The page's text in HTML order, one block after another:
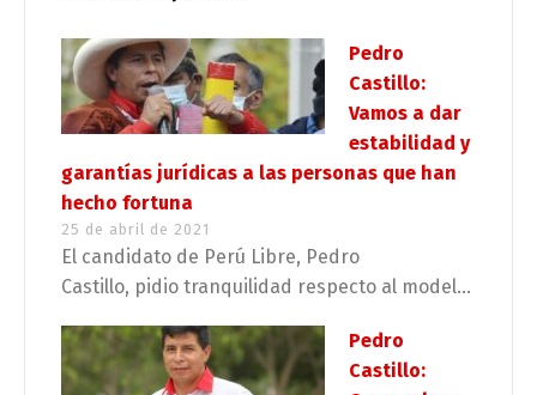
Pedro
Castillo:
Vamos a dar
estabilidad y
garantías jurídicas a las personas que han
hecho fortuna
25 de abril de 2021
El candidato de Perú Libre, Pedro
Castillo, pidio tranquilidad respecto al model...
Pedro
Castillo: